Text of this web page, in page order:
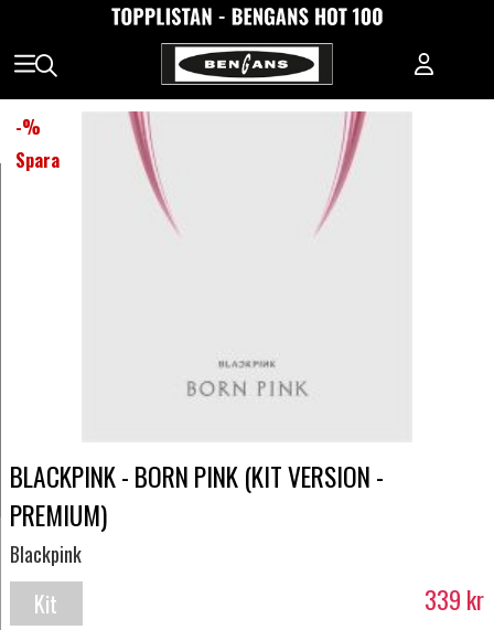
-%
Spara
BLACKPINK - BORN PINK (KIT VERSION -
PREMIUM)
Blackpink
Kit
339 kr